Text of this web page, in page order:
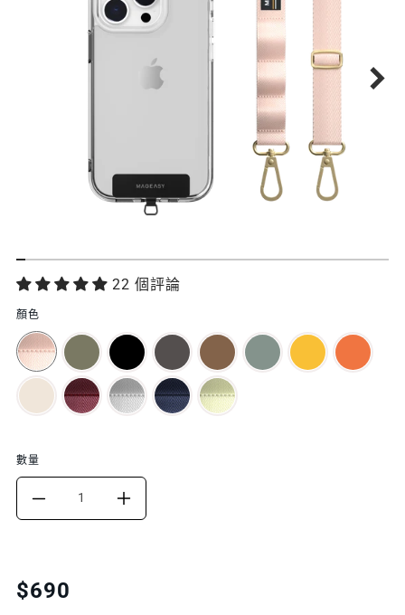
功
能
特
色
22 個評論
Translation
missing:
$690
顏色
數量
DECREASE
FOR
INCREASE